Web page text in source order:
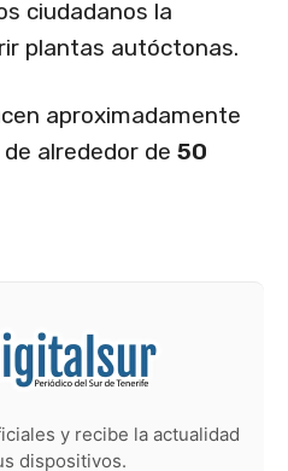
ciudadanos la
plantas autóctonas.
aproximadamente
alrededor de 50
y recibe la actualidad
dispositivos.